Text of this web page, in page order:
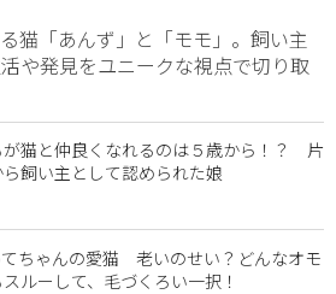
猫「あんず」と「モモ」。飼い主
や発見をユニークな視点で切り取
が猫と仲良くなれるのは５歳から！？ 片
飼い主として認められた娘
てちゃんの愛猫 老いのせい？どんなオモ
ルーして、毛づくろい一択！